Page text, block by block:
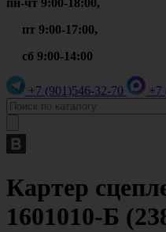
пн-чт 9:00-18:00,
пт 9:00-17:00,
сб 9:00-14:00
+7 (901)546-32-70 +7
Картер
1601010-Б